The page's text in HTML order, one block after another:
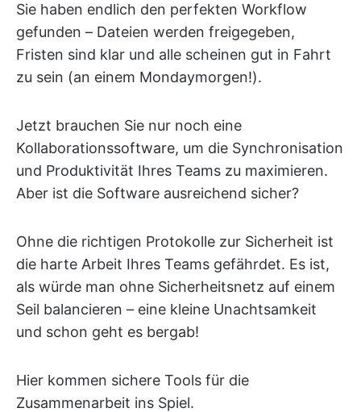
Sie haben endlich den perfekten Workflow
gefunden – Dateien werden freigegeben,
Fristen sind klar und alle scheinen gut in Fahrt
zu sein (an einem Mondaymorgen!).
Jetzt brauchen Sie nur noch eine
Kollaborationssoftware, um die Synchronisation
und Produktivität Ihres Teams zu maximieren.
Aber ist die Software ausreichend sicher?
Ohne die richtigen Protokolle zur Sicherheit ist
die harte Arbeit Ihres Teams gefährdet. Es ist,
als würde man ohne Sicherheitsnetz auf einem
Seil balancieren – eine kleine Unachtsamkeit
und schon geht es bergab!
Hier kommen sichere Tools für die
Zusammenarbeit ins Spiel.